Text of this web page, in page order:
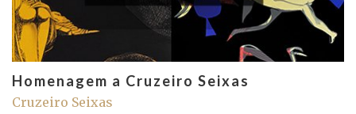
Homenagem a Cruzeiro Seixas
Cruzeiro Seixas